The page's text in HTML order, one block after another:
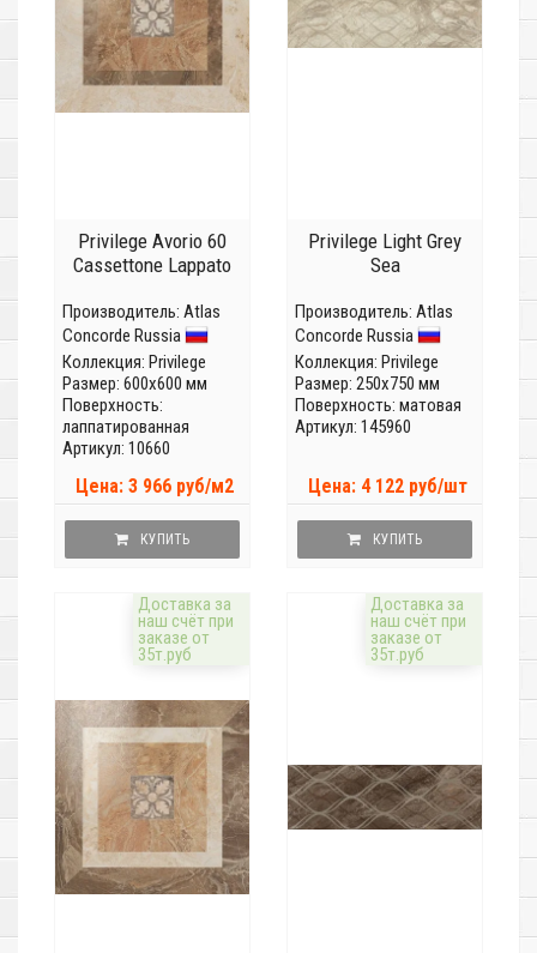
Privilege Avorio 60
Cassettone Lappato
Производитель: Atlas
Concorde Russia
Коллекция: Privilege
Размер: 600x600 мм
Поверхность:
лаппатированная
Артикул: 10660
Цена: 3 966 руб/м2
КУПИТЬ
Privilege Light Grey
Sea
Производитель: Atlas
Concorde Russia
Коллекция: Privilege
Размер: 250x750 мм
Поверхность: матовая
Артикул: 145960
Цена: 4 122 руб/шт
КУПИТЬ
Доставка за
наш счёт при
заказе от
35т.руб
Доставка за
наш счёт при
заказе от
35т.руб